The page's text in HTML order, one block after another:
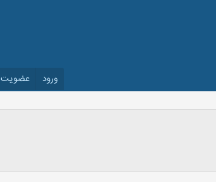
ورود عضویت